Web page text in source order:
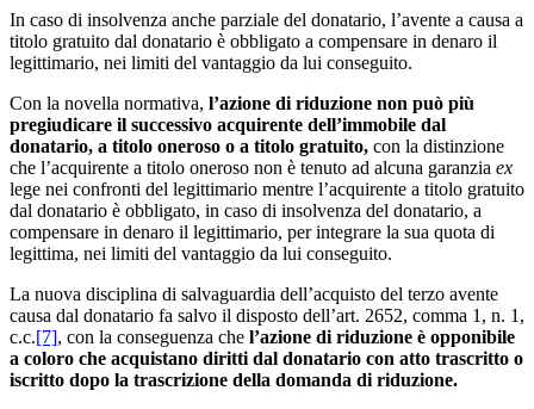
In caso di insolvenza anche parziale del donatario, l’avente a causa a
titolo gratuito dal donatario è obbligato a compensare in denaro il
legittimario, nei limiti del vantaggio da lui conseguito.
Con la novella normativa, l’azione di riduzione non può più
pregiudicare il successivo acquirente dell’immobile dal
donatario, a titolo oneroso o a titolo gratuito, con la distinzione
che l’acquirente a titolo oneroso non è tenuto ad alcuna garanzia ex
lege nei confronti del legittimario mentre l’acquirente a titolo gratuito
dal donatario è obbligato, in caso di insolvenza del donatario, a
compensare in denaro il legittimario, per integrare la sua quota di
legittima, nei limiti del vantaggio da lui conseguito.
La nuova disciplina di salvaguardia dell’acquisto del terzo avente
causa dal donatario fa salvo il disposto dell’art. 2652, comma 1, n. 1,
c.c.[7], con la conseguenza che l’azione di riduzione è opponibile
a coloro che acquistano diritti dal donatario con atto trascritto o
iscritto dopo la trascrizione della domanda di riduzione.